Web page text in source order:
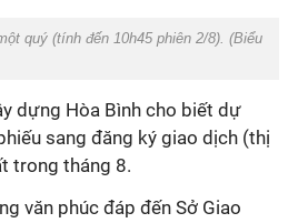
quý (tính đến 10h45 phiên 2/8). (Biểu
dựng Hòa Bình cho biết dự
sang đăng ký giao dịch (thị
trong tháng 8.
văn phúc đáp đến Sở Giao